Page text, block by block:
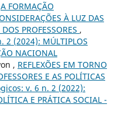
A FORMAÇÃO
À LUZ DAS
PROFESSORES ,
2 (2024): MÚLTIPLOS
NACIONAL
, REFLEXÕES EM TORNO
E AS POLÍTICAS
v. 6 n. 2 (2022):
E PRÁTICA SOCIAL -